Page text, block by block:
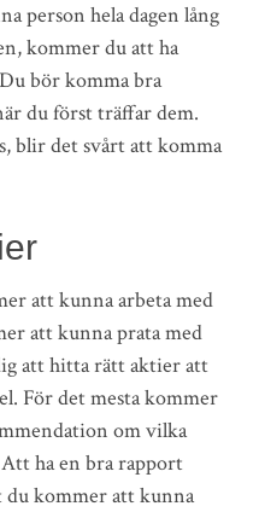
person hela dagen lång
kommer du att ha
bör komma bra
du först träffar dem.
blir det svårt att komma
att kunna arbeta med
att kunna prata med
att hitta rätt aktier att
För det mesta kommer
om vilka
ha en bra rapport
du kommer att kunna